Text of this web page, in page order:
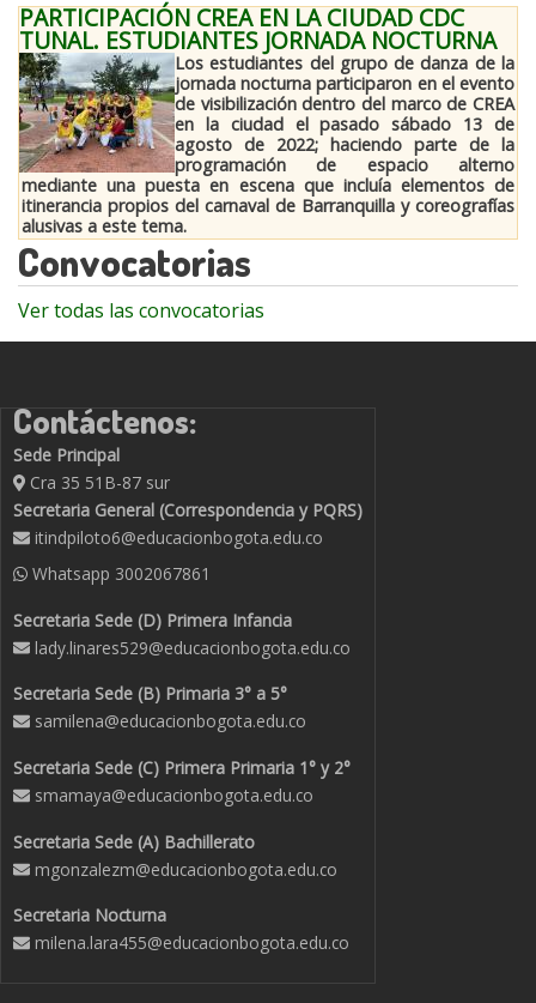
PARTICIPACIÓN CREA EN LA CIUDAD CDC
TUNAL. ESTUDIANTES JORNADA NOCTURNA
Los estudiantes del grupo de danza de la
jornada nocturna participaron en el evento
de visibilización dentro del marco de CREA
en la ciudad el pasado sábado 13 de
agosto de 2022; haciendo parte de la
programación de espacio alterno
mediante una puesta en escena que incluía elementos de
itinerancia propios del carnaval de Barranquilla y coreografías
alusivas a este tema.
Convocatorias
Ver todas las convocatorias
Contáctenos:
Sede Principal
Cra 35 51B-87 sur
Secretaria General (Correspondencia y PQRS)
itindpiloto6@educacionbogota.edu.co
Whatsapp 3002067861
Secretaria Sede (D) Primera Infancia
lady.linares529@educacionbogota.edu.co
Secretaria Sede (B) Primaria 3° a 5°
samilena@educacionbogota.edu.co
Secretaria Sede (C) Primera Primaria 1° y 2°
smamaya@educacionbogota.edu.co
Secretaria Sede (A) Bachillerato
mgonzalezm@educacionbogota.edu.co
Secretaria Nocturna
milena.lara455@educacionbogota.edu.co